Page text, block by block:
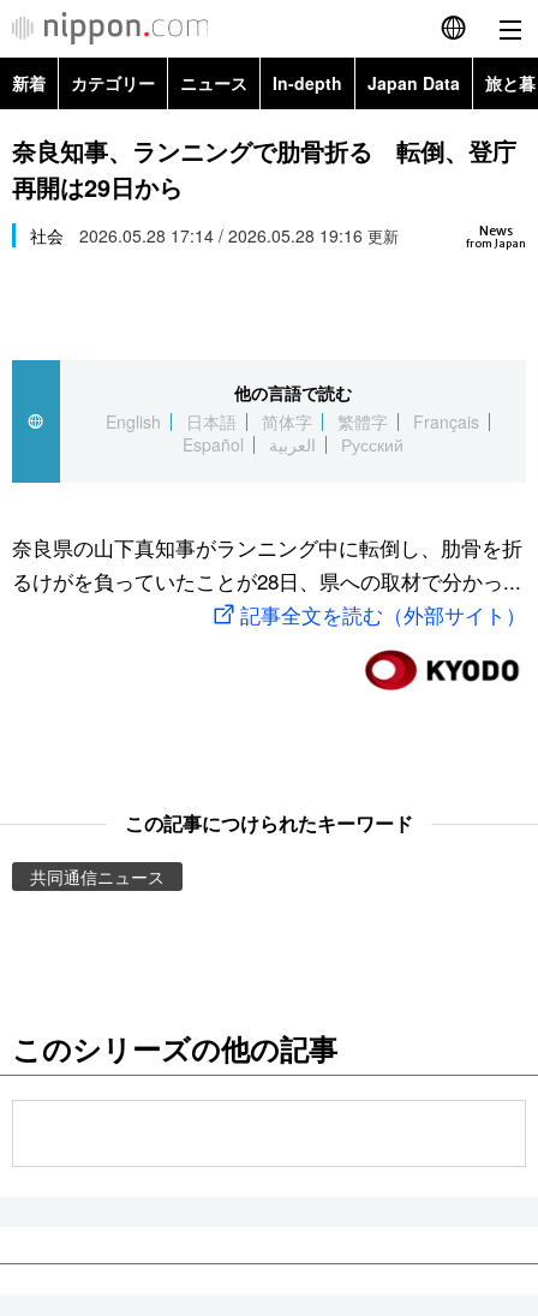
English
简体字
Русский
カテゴリー
経済・ビジネス
国際
文化
トップ
アーカイブ
In-depth
Japan Data
動画/Live
お知らせ
新着 カテゴリー ニュース In-depth Japan Data 旅と
政治・外交
経済・ビジネス
スポーツ・東京2020
Topics
奈良知事、ランニングで肋骨折る 転倒、登庁
再開は29日から
News
from Japan
社会 2026.05.28 17:14 / 2026.05.28 19:16 更新
他の言語で読む
English
日本語 简体字 繁體字
Français
Español
العربية Русский
奈良県の山下真知事がランニング中に転倒し、肋骨を折
るけがを負っていたことが28日、県への取材で分かっ...
記事全文を読む（外部サイト）
この記事につけられたキーワード
共同通信ニュース
このシリーズの他の記事